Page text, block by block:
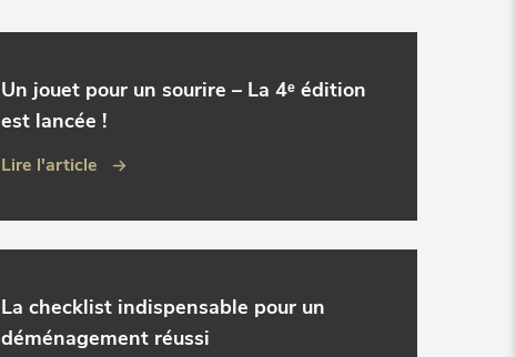
Un jouet pour un sourire – La 4ᵉ édition
est lancée !
Lire l'article
La checklist indispensable pour un
déménagement réussi